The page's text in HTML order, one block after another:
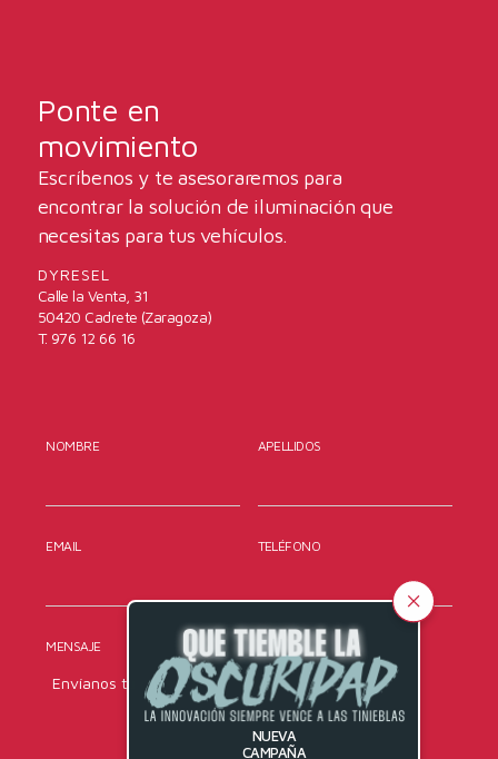
NUEVA
CAMPAÑA
Ponte en
movimiento
Escríbenos y te asesoraremos para
encontrar la solución de iluminación que
necesitas para tus vehículos.
DYRESEL
Calle la Venta, 31
50420 Cadrete (Zaragoza)
T. 976 12 66 16
NOMBRE APELLIDOS
EMAIL TELÉFONO
MENSAJE